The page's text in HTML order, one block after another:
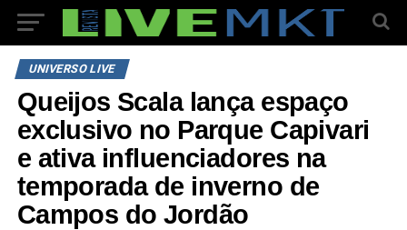
UNIVERSO LIVE
Queijos Scala lança espaço
exclusivo no Parque Capivari
e ativa influenciadores na
temporada de inverno de
Campos do Jordão